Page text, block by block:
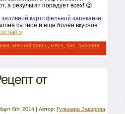
а результат порадует всех! 😉
заливной картофельной запеканки,
сытное и еще более вкусное
»
мясной фарш мясо рис рисовая
от
6th, 2014 | Автор: Гульнара Закирова